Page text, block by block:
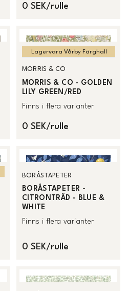
0 SEK/rulle
Lagervara Vårby Färghall
MORRIS & CO
MORRIS & CO - GOLDEN
LILY GREEN/RED
Finns i flera varianter
0 SEK/rulle
BORÅSTAPETER
BORÅSTAPETER -
CITRONTRÄD - BLUE &
WHITE
Finns i flera varianter
0 SEK/rulle